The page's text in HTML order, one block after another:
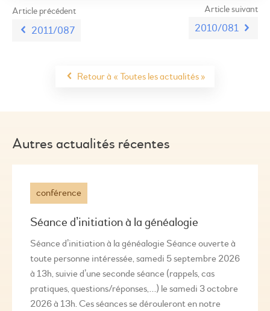
Article précédent
2011/087
Article suivant
2010/081
Retour à « Toutes les actualités »
Autres actualités récentes
conférence
Séance d’initiation à la généalogie
Séance d’initiation à la généalogie Séance ouverte à
toute personne intéressée, samedi 5 septembre 2026
à 13h, suivie d’une seconde séance (rappels, cas
pratiques, questions/réponses,…) le samedi 3 octobre
2026 à 13h. Ces séances se dérouleront en notre